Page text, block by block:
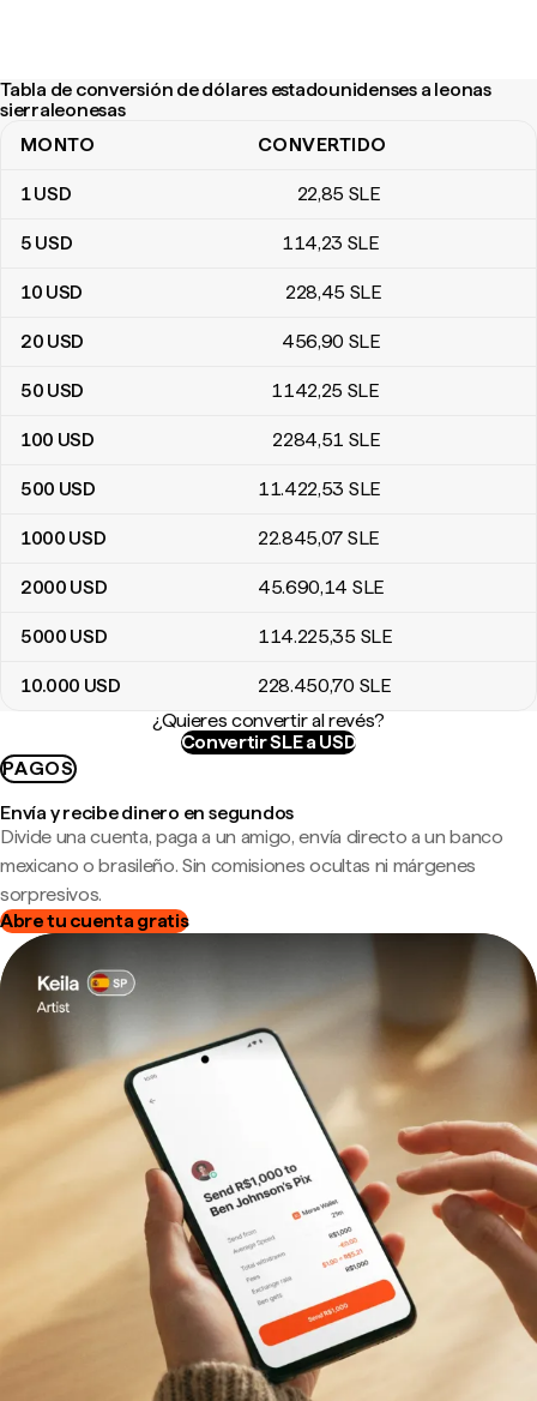
Tabla de conversión de dólares estadounidenses a leonas
sierraleonesas
Tabla de conversión de dólares estadounidenses a leonas
MONTO CONVERTIDO
1USD 22,85 SLE
5 USD 114,23 SLE
10 USD 228,45 SLE
20 USD 456,90 SLE
50 USD 1142,25 SLE
100 USD 2284,51 SLE
500 USD 11.422,53 SLE
1000 USD 22.845,07 SLE
2000 USD 45.690,14 SLE
5000 USD 114.225,35 SLE
10.000 USD 228.450,70 SLE
¿Quieres convertir al revés?
Convertir SLE a USD
PAGOS
Envía y recibe dinero en segundos
Divide una cuenta, paga a un amigo, envía directo a un banco
mexicano o brasileño. Sin comisiones ocultas ni márgenes
sorpresivos.
Abre tu cuenta gratis